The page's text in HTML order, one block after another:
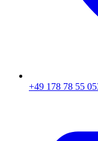
+49 178 78 55